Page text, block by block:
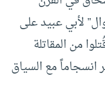
لأبي عبيد على
من المقاتلة
انسجاماً مع السياق